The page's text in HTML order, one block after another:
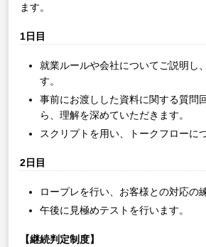
ます。
1日目
就業ルールや会社についてご説明し
す。
事前にお渡しした資料に関する質問
ら、理解を深めていただきます。
スクリプトを用い、トークフローに
2日目
ロープレを行い、お客様との対応の
午後に見極めテストを行います。
【継続判定制度】